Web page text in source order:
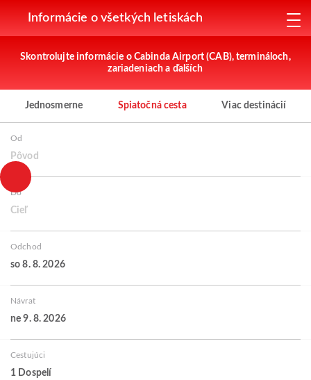
Informácie o všetkých letiskách
Skontrolujte informácie o Cabinda Airport (CAB), termináloch,
zariadeniach a ďalších
Jednosmerne Spiatočná cesta Viac destinácií
Od
Pôvod
Do
Cieľ
Odchod
so 8. 8. 2026
Návrat
ne 9. 8. 2026
Cestujúci
1 Dospelí